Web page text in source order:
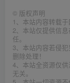
© 版权声明
1、本站内容转载
2、本站仅提供信
任。
3、本站内容若侵
删除处理！
4、本站全资源仅
无关。